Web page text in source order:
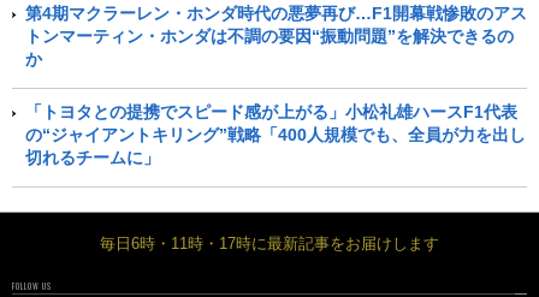
第4期マクラーレン・ホンダ時代の悪夢再び…F1開幕戦惨敗のアス
トンマーティン・ホンダは不調の要因“振動問題”を解決できるの
か
「トヨタとの提携でスピード感が上がる」小松礼雄ハースF1代表
の“ジャイアントキリング”戦略「400人規模でも、全員が力を出し
切れるチームに」
毎日6時・11時・17時に最新記事をお届けします
FOLLOW US